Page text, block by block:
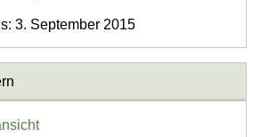
3. September 2015